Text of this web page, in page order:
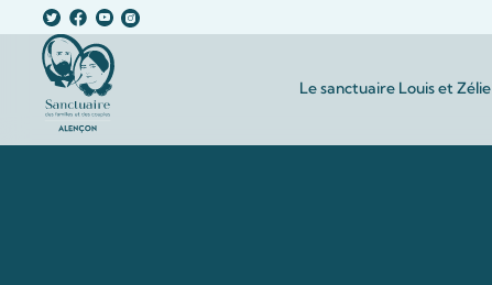
Le sanctuaire Louis et Zélie